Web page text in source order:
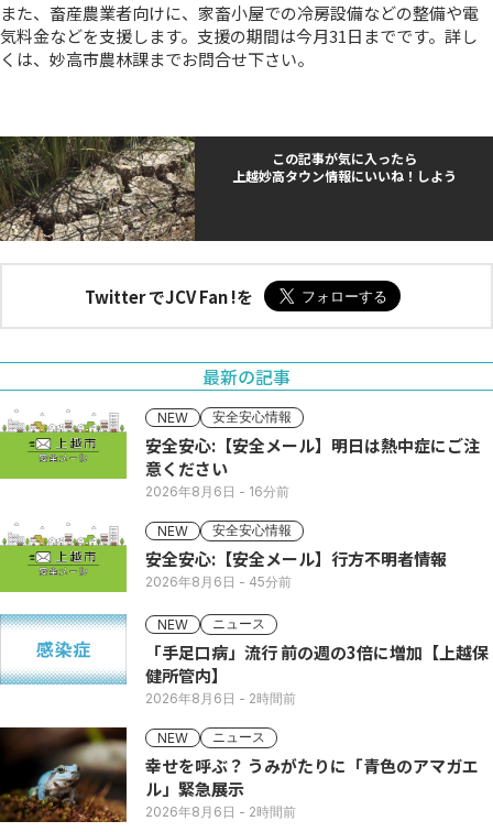
また、畜産農業者向けに、家畜小屋での冷房設備などの整備や電
気料金などを支援します。支援の期間は今月31日までです。詳し
くは、妙高市農林課までお問合せ下さい。
この記事が気に入ったら
上越妙高タウン情報にいいね！しよう
Twitter でJCV Fan !を
最新の記事
NEW 安全安心情報
安全安心:【安全メール】明日は熱中症にご注
意ください
2026年8月6日 - 16分前
NEW 安全安心情報
安全安心:【安全メール】行方不明者情報
2026年8月6日 - 45分前
NEW ニュース
「手足口病」流行 前の週の3倍に増加【上越保
健所管内】
2026年8月6日 - 2時間前
NEW ニュース
幸せを呼ぶ？ うみがたりに「青色のアマガエ
ル」緊急展示
2026年8月6日 - 2時間前